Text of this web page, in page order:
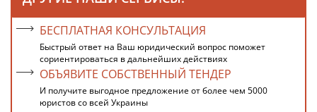
БЕСПЛАТНАЯ КОНСУЛЬТАЦИЯ
Быстрый ответ на Ваш юридический вопрос поможет
сориентироваться в дальнейших действиях
ОБЪЯВИТЕ СОБСТВЕННЫЙ ТЕНДЕР
И получите выгодное предложение от более чем 5000
юристов со всей Украины